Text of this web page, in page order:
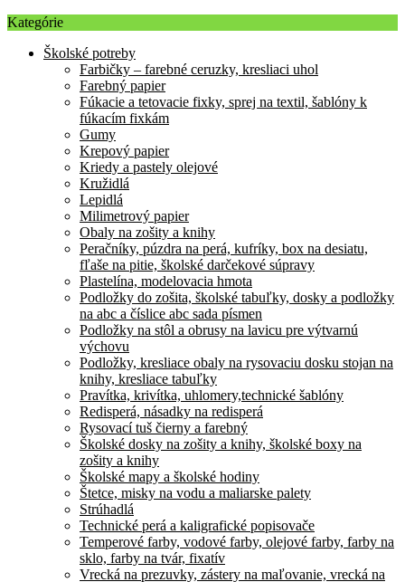
Kategórie
Školské potreby
Farbičky – farebné ceruzky, kresliaci uhol
Farebný papier
Fúkacie a tetovacie fixky, sprej na textil, šablóny k
fúkacím fixkám
Gumy
Krepový papier
Kriedy a pastely olejové
Kružidlá
Lepidlá
Milimetrový papier
Obaly na zošity a knihy
Peračníky, púzdra na perá, kufríky, box na desiatu,
fľaše na pitie, školské darčekové súpravy
Plastelína, modelovacia hmota
Podložky do zošita, školské tabuľky, dosky a podložky
na abc a číslice abc sada písmen
Podložky na stôl a obrusy na lavicu pre výtvarnú
výchovu
Podložky, kresliace obaly na rysovaciu dosku stojan na
knihy, kresliace tabuľky
Pravítka, krivítka, uhlomery,technické šablóny
Redisperá, násadky na redisperá
Rysovací tuš čierny a farebný
Školské dosky na zošity a knihy, školské boxy na
zošity a knihy
Školské mapy a školské hodiny
Štetce, misky na vodu a maliarske palety
Strúhadlá
Technické perá a kaligrafické popisovače
Temperové farby, vodové farby, olejové farby, farby na
sklo, farby na tvár, fixatív
Vrecká na prezuvky, zástery na maľovanie, vrecká na